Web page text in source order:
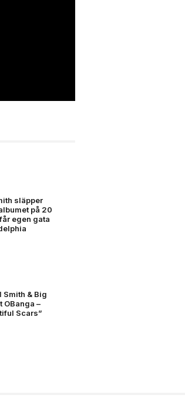
släpper
på 20
egen gata
Smith & Big
OBanga –
Scars”